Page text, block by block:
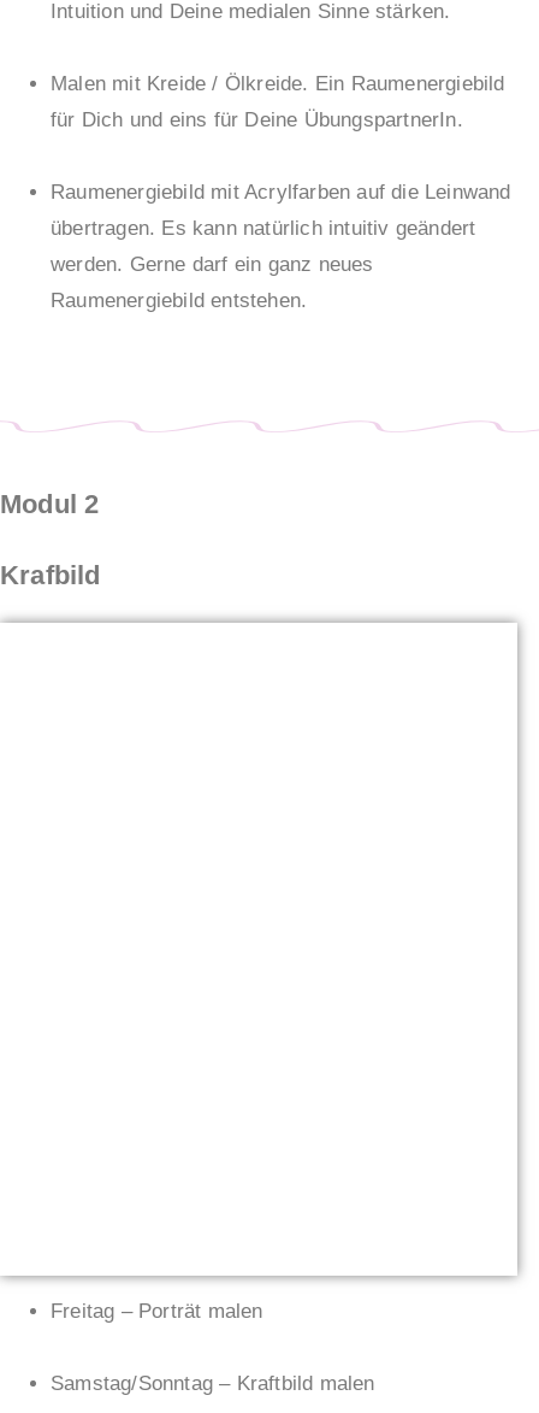
Intuition und Deine medialen Sinne stärken.
Malen mit Kreide / Ölkreide. Ein Raumenergiebild
für Dich und eins für Deine ÜbungspartnerIn.
Raumenergiebild mit Acrylfarben auf die Leinwand
übertragen. Es kann natürlich intuitiv geändert
werden. Gerne darf ein ganz neues
Raumenergiebild entstehen.
Modul 2
Krafbild
Freitag – Porträt malen
Samstag/Sonntag – Kraftbild malen